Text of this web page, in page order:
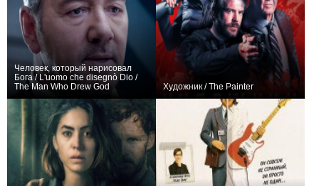
Человек, который нарисовал
Бога / L'uomo che disegnò Dio /
The Man Who Drew God
Художник / The Painter